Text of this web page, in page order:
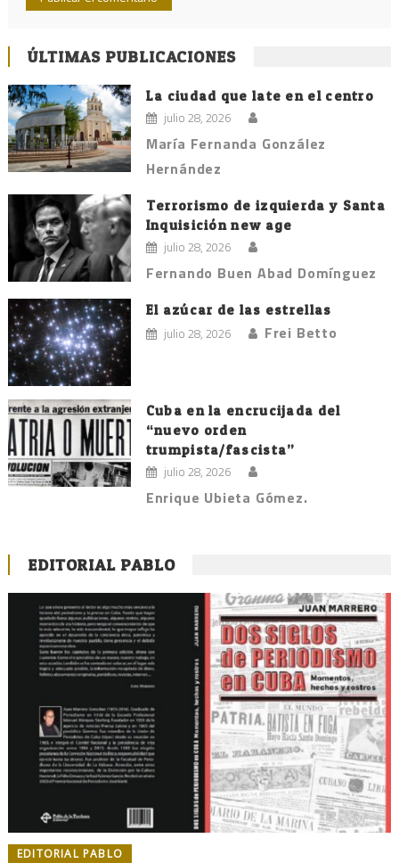
ÚLTIMAS PUBLICACIONES
La ciudad que late en el centro
julio 28, 2026
María Fernanda González
Hernández
Terrorismo de izquierda y Santa
Inquisición new age
julio 28, 2026
Fernando Buen Abad Domínguez
El azúcar de las estrellas
julio 28, 2026 Frei Betto
Cuba en la encrucijada del
“nuevo orden
trumpista/fascista”
julio 28, 2026
Enrique Ubieta Gómez.
EDITORIAL PABLO
EDITORIAL PABLO